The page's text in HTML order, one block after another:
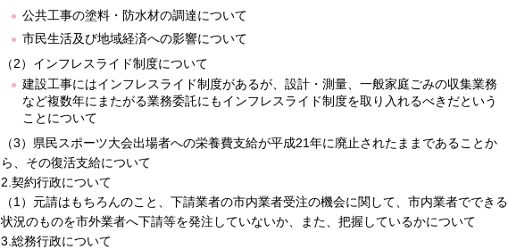
公共工事の塗料・防水材の調達について
市民生活及び地域経済への影響について
（2）インフレスライド制度について
建設工事にはインフレスライド制度があるが、設計・測量、一般家庭ごみの収集業務
など複数年にまたがる業務委託にもインフレスライド制度を取り入れるべきだという
ことについて
（3）県民スポーツ大会出場者への栄養費支給が平成21年に廃止されたままであることか
ら、その復活支給について
2.契約行政について
（1）元請はもちろんのこと、下請業者の市内業者受注の機会に関して、市内業者でできる
状況のものを市外業者へ下請等を発注していないか、また、把握しているかについて
3.総務行政について